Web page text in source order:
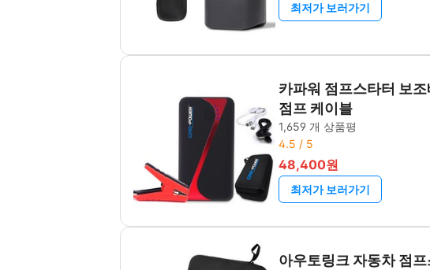
최저가 보러가기
카파워 점프스타터 보
점프 케이블
1,659 개 상품평
4.5 / 5
48,400원
최저가 보러가기
아우토링크 자동차 점